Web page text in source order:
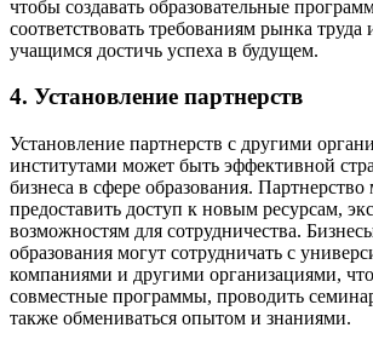
чтобы создавать образовательные
соответствовать требованиям рынка труда
учащимся достичь успеха в будущем.
4. Установление партнерств
Установление партнерств с другими
институтами может быть эффективной
бизнеса в сфере образования. Партнерство
предоставить доступ к новым ресурсам,
возможностям для сотрудничества.
образования могут сотрудничать с
компаниями и другими организациями,
совместные программы, проводить
также обмениваться опытом и знаниями.